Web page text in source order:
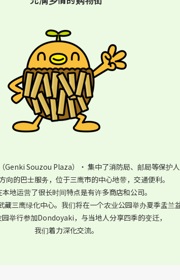
Genki Souzou Plaza）
・ 集中了消防局、邮局等保护
向的巴士服务， 位于三鹰市的中心地带，交通便利。
本地运营了很长时间特点是有许多商店和公司。
三鹰绿化中心。 我们将在一个农业公园举办夏季盂兰
举行参加Dondoyaki， 与当地人分享四季的变迁，
我们着力深化交流。